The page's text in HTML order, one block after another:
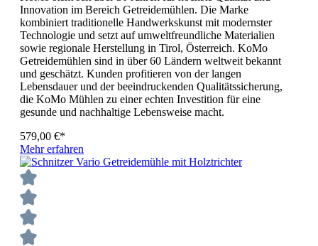
Innovation im Bereich Getreidemühlen. Die Marke
kombiniert traditionelle Handwerkskunst mit modernster
Technologie und setzt auf umweltfreundliche Materialien
sowie regionale Herstellung in Tirol, Österreich. KoMo
Getreidemühlen sind in über 60 Ländern weltweit bekannt
und geschätzt. Kunden profitieren von der langen
Lebensdauer und der beeindruckenden Qualitätssicherung,
die KoMo Mühlen zu einer echten Investition für eine
gesunde und nachhaltige Lebensweise macht.
579,00 €*
Mehr erfahren